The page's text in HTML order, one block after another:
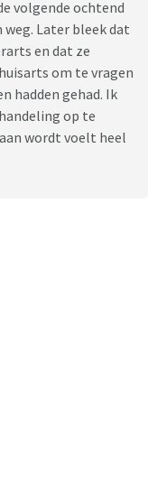
volgende ochtend
Later bleek dat
en dat ze
om te vragen
hadden gehad. Ik
op te
wordt voelt heel